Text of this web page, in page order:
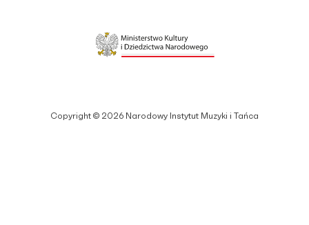
Copyright © 2026 Narodowy Instytut Muzyki i Tańca